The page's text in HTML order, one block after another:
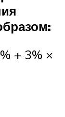
+ 3% ×